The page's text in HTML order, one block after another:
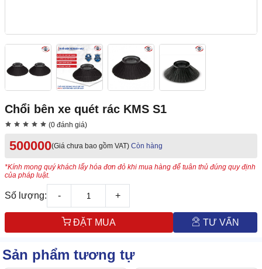
Chổi bên xe quét rác KMS S1
(0 đánh giá)
500000(Giá chưa bao gồm VAT) Còn hàng
*Kính mong quý khách lấy hóa đơn đỏ khi mua hàng để tuân thủ đúng quy định
của pháp luật.
Số lượng: - +
ĐẶT MUA TƯ VẤN
Sản phẩm tương tự